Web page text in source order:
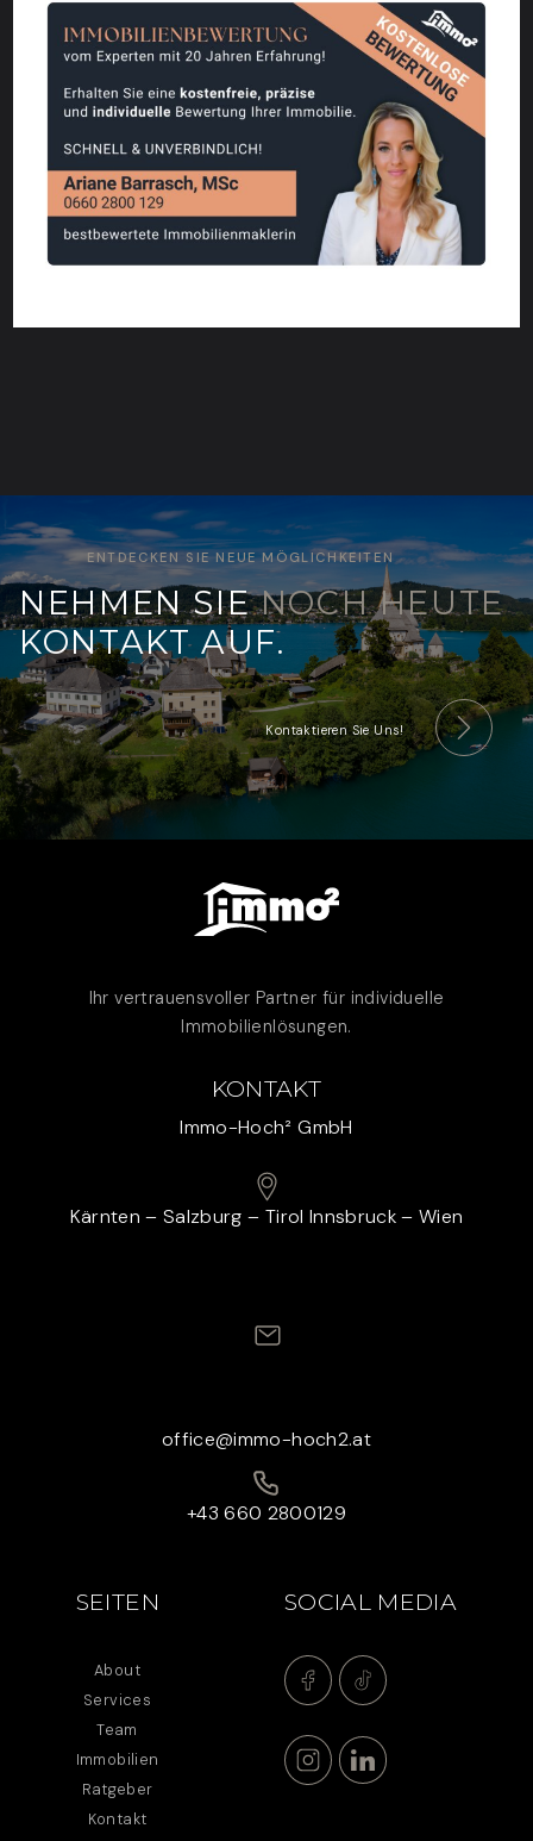
ENTDECKEN SIE NEUE MÖGLICHKEITEN
NEHMEN SIENOCH HEUTE
KONTAKT AUF.
Kontaktieren Sie Uns!
Ihr vertrauensvoller Partner für individuelle
Immobilienlösungen.
KONTAKT
Immo-Hoch² GmbH
Kärnten – Salzburg – Tirol Innsbruck – Wien
office@immo-hoch2.at
+43 660 2800129
SEITEN
About
Services
Team
Immobilien
Ratgeber
Kontakt
SOCIAL MEDIA